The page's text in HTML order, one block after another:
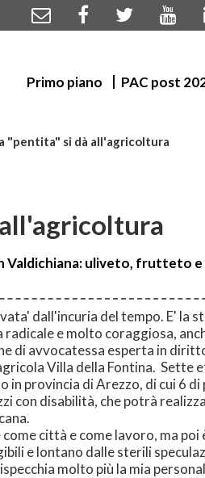
Primo piano PAC post
"pentita" si dà all'agricoltura
uliveto, frutteto
dall'incuria del tempo. E' la
e molto coraggiosa,
di avvocatessa esperta in
Villa della Fontina. Sette
in provincia di Arezzo, di cui 6
con disabilità, che potrà
città e come lavoro, ma poi
e lontano dalle sterili
molto più la mia